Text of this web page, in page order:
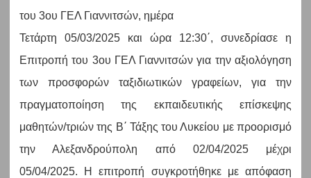
του 3ου ΓΕΛ Γιαννιτσών, ημέρα
Τετάρτη 05/03/2025 και ώρα 12:30΄, συνεδρίασε η
Επιτροπή του 3ου ΓΕΛ Γιαννιτσών για την αξιολόγηση
των προσφορών ταξιδιωτικών γραφείων, για την
πραγματοποίηση της εκπαιδευτικής επίσκεψης
μαθητών/τριών της Β΄ Τάξης του Λυκείου με προορισμό
την Αλεξανδρούπολη από 02/04/2025 μέχρι
05/04/2025. Η επιτροπή συγκροτήθηκε με απόφαση